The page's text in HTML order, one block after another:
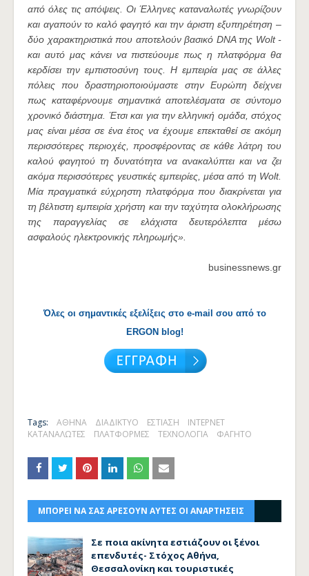
από όλες τις απόψεις. Οι Έλληνες καταναλωτές γνωρίζουν
και αγαπούν το καλό φαγητό και την άριστη εξυπηρέτηση –
δύο χαρακτηριστικά που αποτελούν βασικό DNA της Wolt -
και αυτό μας κάνει να πιστεύουμε πως η πλατφόρμα θα
κερδίσει την εμπιστοσύνη τους. Η εμπειρία μας σε άλλες
πόλεις που δραστηριοποιούμαστε στην Ευρώπη δείχνει
πως καταφέρνουμε σημαντικά αποτελέσματα σε σύντομο
χρονικό διάστημα. Έτσι και για την ελληνική ομάδα, στόχος
μας είναι μέσα σε ένα έτος να έχουμε επεκταθεί σε ακόμη
περισσότερες περιοχές, προσφέροντας σε κάθε λάτρη του
καλού φαγητού τη δυνατότητα να ανακαλύπτει και να ζει
ακόμα περισσότερες γευστικές εμπειρίες, μέσα από τη Wolt.
Μία πραγματικά εύχρηστη πλατφόρμα που διακρίνεται για
τη βέλτιστη εμπειρία χρήστη και την ταχύτητα ολοκλήρωσης
της παραγγελίας σε ελάχιστα δευτερόλεπτα μέσω
ασφαλούς ηλεκτρονικής πληρωμής».
businessnews.gr
Όλες οι σημαντικές εξελίξεις στο e-mail σου από το
ERGON blog!
Tags: ΑΘΗΝΑ ΔΙΑΔΙΚΤΥΟ ΕΣΤΙΑΣΗ
ΙΝΤΕΡΝΕΤ
ΚΑΤΑΝΑΛΩΤΕΣ
ΠΛΑΤΦΟΡΜΕΣ ΤΕΧΝΟΛΟΓΙΑ ΦΑΓΗΤΟ
ΜΠΟΡΕΙ ΝΑ ΣΑΣ ΑΡΕΣΟΥΝ ΑΥΤΕΣ ΟΙ ΑΝΑΡΤΗΣΕΙΣ
Σε ποια ακίνητα εστιάζουν οι ξένοι
επενδυτές- Στόχος Αθήνα,
Θεσσαλονίκη και τουριστικές